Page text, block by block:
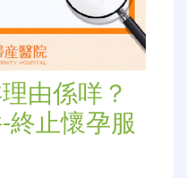
由係咩？
終止懷孕服